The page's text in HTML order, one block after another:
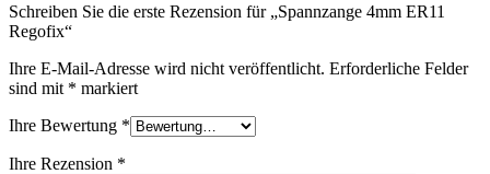
Schreiben Sie die erste Rezension für „Spannzange 4mm ER11
Regofix“
Ihre E-Mail-Adresse wird nicht veröffentlicht. Erforderliche Felder
sind mit * markiert
Ihre Bewertung *
Ihre Rezension *